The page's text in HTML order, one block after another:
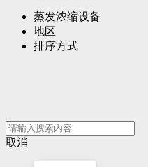
蒸发浓缩设备
地区
排序方式
取消